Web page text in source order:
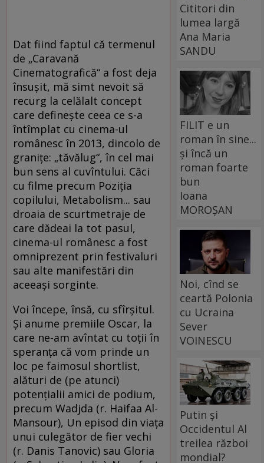
Dat fiind faptul că termenul
de „Caravană
Cinematografică“ a fost deja
însuşit, mă simt nevoit să
recurg la celălalt concept
care defineşte ceea ce s-a
întîmplat cu cinema-ul
românesc în 2013, dincolo de
graniţe: „tăvălug“, în cel mai
bun sens al cuvîntului. Căci
cu filme precum Poziţia
copilului, Metabolism... sau
droaia de scurtmetraje de
care dădeai la tot pasul,
cinema-ul românesc a fost
omniprezent prin festivaluri
sau alte manifestări din
aceeaşi sorginte.
Voi începe, însă, cu sfîrşitul.
Şi anume premiile Oscar, la
care ne-am avîntat cu toţii în
speranţa că vom prinde un
loc pe faimosul shortlist,
alături de (pe atunci)
potenţialii amici de podium,
precum Wadjda (r. Haifaa Al-
Mansour), Un episod din viaţa
unui culegător de fier vechi
(r. Danis Tanovic) sau Gloria
Cititori din
lumea largă
Ana Maria
SANDU
FILIT e un
roman în sine...
și încă un
roman foarte
bun
Ioana
MOROȘAN
Noi, cînd se
ceartă Polonia
cu Ucraina
Sever
VOINESCU
Putin și
Occidentul Al
treilea război
mondial?